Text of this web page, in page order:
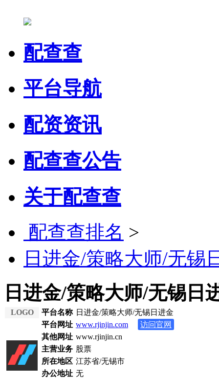
配查查
平台导航
配资资讯
配查查公告
关于配查查
配查查排名 >
日进金/策略大师/无锡
日进金/策略大师/无锡日
LOGO 平台名称 日进金/策略大师/无锡日进金
平台网址 www.rjinjin.com
访问官网
其他网址 www.rjinjin.cn
主营业务 股票
所在地区 江苏省/无锡市
办公地址 无